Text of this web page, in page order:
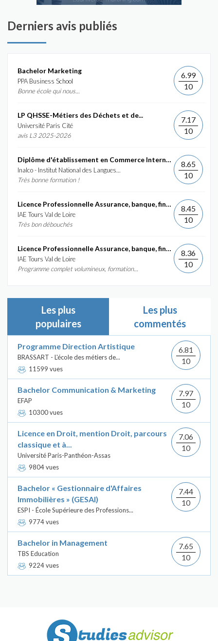
Derniers avis publiés
Bachelor Marketing
PPA Business School
Bonne école qui nous...
6.99
10
LP QHSSE-Métiers des Déchets et de...
Université Paris Cité
avis L3 2025-2026
7.17
10
Diplôme d'établissement en Commerce International et...
Inalco - Institut National des Langues...
Très bonne formation !
8.65
10
Licence Professionnelle Assurance, banque, finance :...
IAE Tours Val de Loire
Très bon débouchés
8.45
10
Licence Professionnelle Assurance, banque, finance :...
IAE Tours Val de Loire
Programme complet volumineux, formation...
8.36
10
Les plus
populaires
Les plus
commentés
Programme Direction Artistique
BRASSART - L'école des métiers de...
11599 vues
6.81
10
Bachelor Communication & Marketing
EFAP
10300 vues
7.97
10
Licence en Droit, mention Droit, parcours
classique et à...
Université Paris-Panthéon-Assas
9804 vues
7.06
10
Bachelor « Gestionnaire d'Affaires
Immobilières » (GESAI)
ESPI - École Supérieure des Professions...
9774 vues
7.44
10
Bachelor in Management
TBS Education
9224 vues
7.65
10